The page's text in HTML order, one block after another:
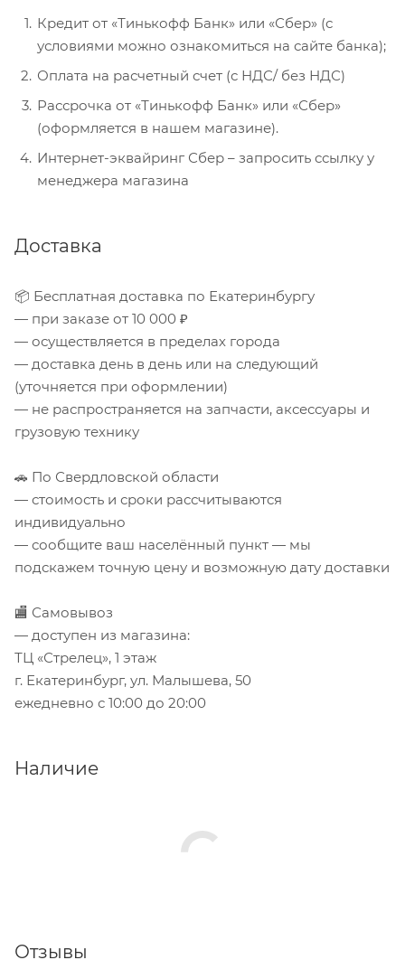
Кредит от «Тинькофф Банк» или «Сбер» (с
условиями можно ознакомиться на сайте банка);
Оплата на расчетный счет (с НДС/ без НДС)
Рассрочка от «Тинькофф Банк» или «Сбер»
(оформляется в нашем магазине).
Интернет-эквайринг Сбер – запросить ссылку у
менеджера магазина
Доставка
📦 Бесплатная доставка по Екатеринбургу
— при заказе от 10 000 ₽
— осуществляется в пределах города
— доставка день в день или на следующий
(уточняется при оформлении)
— не распространяется на запчасти, аксессуары и
грузовую технику
🚗 По Свердловской области
— стоимость и сроки рассчитываются
индивидуально
— сообщите ваш населённый пункт — мы
подскажем точную цену и возможную дату доставки
🏬 Самовывоз
— доступен из магазина:
ТЦ «Стрелец», 1 этаж
г. Екатеринбург, ул. Малышева, 50
ежедневно с 10:00 до 20:00
Наличие
Отзывы